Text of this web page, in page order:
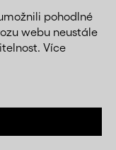
pohodlné
webu neustále
Více